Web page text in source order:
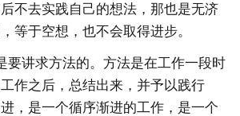
不去实践自己的想法，那也是无济
等于空想，也不会取得进步。
讲求方法的。方法是在工作一段时
作之后，总结出来，并予以践行
，是一个循序渐进的工作，是一个